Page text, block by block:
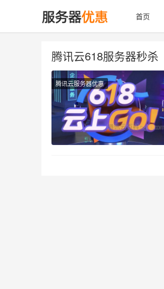
首页
腾讯云618服务器秒杀
腾讯云服务器优惠